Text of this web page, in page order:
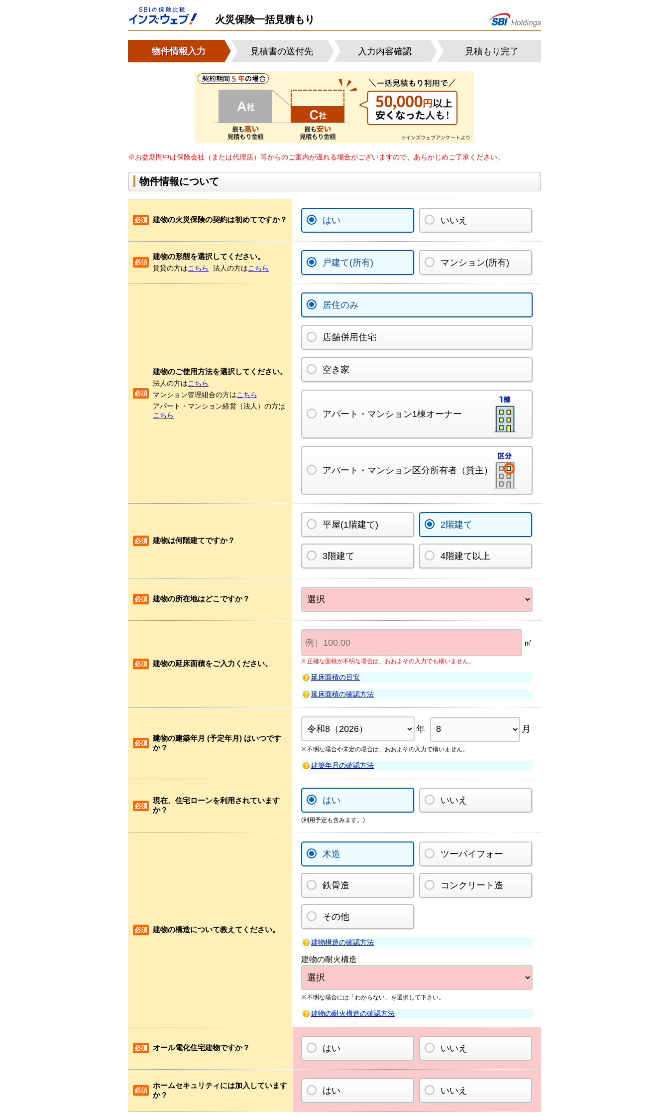
火災保険一括見積もり
物件情報入力 見積書の送付先 入力内容確認 見積もり完了
※お盆期間中は保険会社（または代理店）等からのご案内が遅れる場合がございますので、あらかじめご了承ください。
物件情報について
建物の火災保険の契約は初めてですか？ はい いいえ
建物の形態を選択してください。
賃貸の方はこちら 法人の方はこちら
戸建て(所有) マンション(所有)
建物のご使用方法を選択してください。
法人の方はこちら
マンション管理組合の方はこちら
アパート・マンション経営（法人）の方は
こちら
居住のみ
店舗併用住宅
空き家
アパート・マンション1棟オーナー
アパート・マンション区分所有者（貸主）
建物は何階建てですか？
平屋(1階建て) 2階建て
3階建て 4階建て以上
建物の所在地はどこですか？
建物の延床面積をご入力ください。
㎡
正確な面積が不明な場合は、おおよその入力でも構いません。
延床面積の目安
延床面積の確認方法
建物の建築年月 (予定年月) はいつです
か？
年 月
不明な場合や未定の場合は、おおよその入力で構いません。
建築年月の確認方法
現在、住宅ローンを利用されています
か？
はい いいえ
(利用予定も含みます。)
建物の構造について教えてください。
木造 ツーバイフォー
鉄骨造 コンクリート造
その他
建物構造の確認方法
建物の耐火構造
不明な場合には「わからない」を選択して下さい。
建物の耐火構造の確認方法
オール電化住宅建物ですか？ はい いいえ
ホームセキュリティには加入しています
か？
はい いいえ